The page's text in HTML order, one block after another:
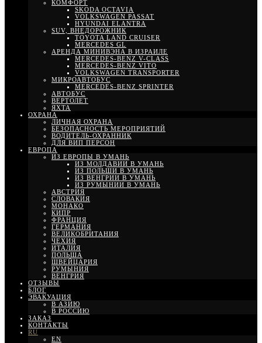
КОМФОРТ
SKODA OCTAVIA
VOLKSWAGEN PASSAT
HYUNDAI ELANTRA
SUV, ВНЕДОРОЖНИК
TOYOTA LAND CRUISER
MERCEDES GL
АРЕНДА МИНИВЭНА В ИЗРАИЛЕ
MERCEDES-BENZ V-CLASS
MERCEDES-BENZ VITO
VOLKSWAGEN TRANSPORTER
МИКРОАВТОБУС
MERCEDES-BENZ SPRINTER
АВТОБУС
ВЕРТОЛЕТ
ЯХТА
ОХРАНА
ЛИЧНАЯ ОХРАНА
БЕЗОПАСНОСТЬ МЕРОПРИЯТИЙ
ВОДИТЕЛЬ-ОХРАННИК
ДЛЯ ВИП ПЕРСОН
ЕВРОПА
ИЗ ЕВРОПЫ В УМАНЬ
ИЗ МОЛДАВИИ В УМАНЬ
ИЗ ПОЛЬШИ В УМАНЬ
ИЗ ВЕНГРИИ В УМАНЬ
ИЗ РУМЫНИИ В УМАНЬ
АВСТРИЯ
СЛОВАКИЯ
МОНАКО
КИПР
ФРАНЦИЯ
ГЕРМАНИЯ
ВЕЛИКОБРИТАНИЯ
ЧЕХИЯ
ИТАЛИЯ
ПОЛЬША
ШВЕЙЦАРИЯ
РУМЫНИЯ
ВЕНГРИЯ
ОТЗЫВЫ
БЛОГ
ЭВАКУАЦИЯ
В АЗИЮ
В РОССИЮ
ЗАКАЗ
КОНТАКТЫ
RU
EN